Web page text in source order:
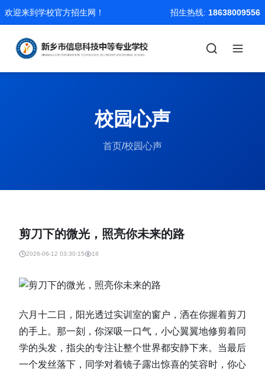
欢迎来到学校官方招生网！ 招生热线: 18638009556
校园心声
首页/校园心声
剪刀下的微光，照亮你未来的路
2026-06-12 03:30:15 18
六月十二日，阳光透过实训室的窗户，洒在你握着剪刀
的手上。那一刻，你深吸一口气，小心翼翼地修剪着同
学的头发，指尖的专注让整个世界都安静下来。当最后
一个发丝落下，同学对着镜子露出惊喜的笑容时，你心